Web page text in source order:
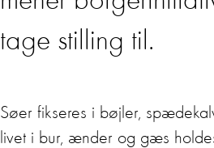
tage stilling til.
Søer fikseres i bøjler,
livet i bur, ænder og gæs